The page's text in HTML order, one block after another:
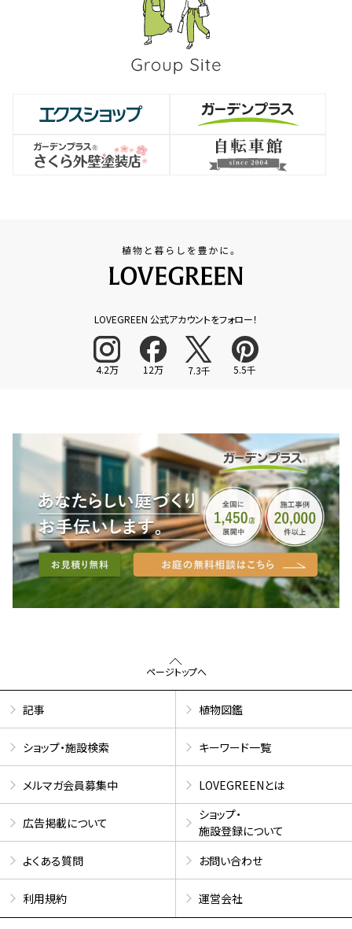
LOVEGREEN 公式アカウントをフォロー！
4.2万 12万 7.3千 5.5千
ページトップへ
記事 植物図鑑
ショップ・施設検索 キーワード一覧
メルマガ会員募集中 LOVEGREENとは
広告掲載について
ショップ・
施設登録について
よくある質問
お問い合わせ
利用規約 運営会社